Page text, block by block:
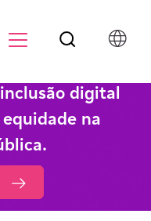
digital
na
Botão de